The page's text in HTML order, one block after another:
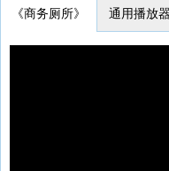
《商务厕所》 通用播放